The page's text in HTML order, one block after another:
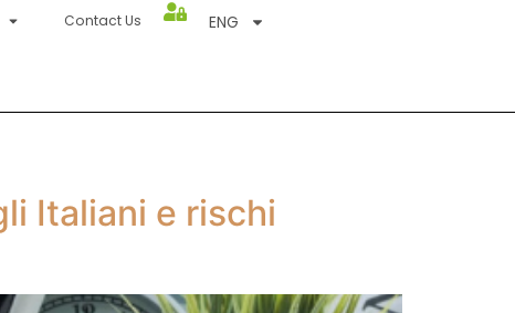
Contact Us ENG
Italiani e rischi